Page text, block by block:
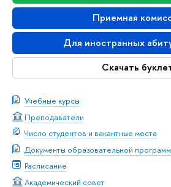
Приемная
Для иностранных
Скачать
Учебные курсы
Преподаватели
Число студентов и вакантные места
Документы образовательной
Расписание
Академический совет